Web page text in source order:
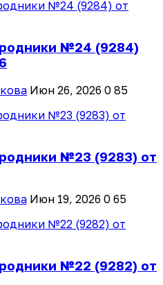
№24 (9284)
Июн 26, 2026 0 85
№23 (9283) от
Июн 19, 2026 0 65
№22 (9282) от